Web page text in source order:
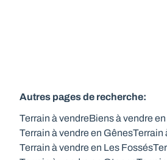
Autres pages de recherche:
Terrain à vendreBiens à vendre
Terrain à vendre en GênesTerrain
Terrain à vendre en Les Fossés